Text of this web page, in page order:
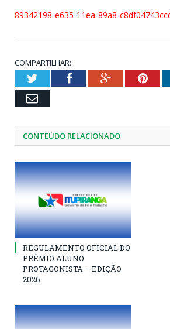
89342198-e635-11ea-89a8-
COMPARTILHAR:
TwitterFacebookGoogle+
Email
CONTEÚDO RELACIONADO
REGULAMENTO OFICIAL DO
PRÊMIO ALUNO
PROTAGONISTA – EDIÇÃO
2026